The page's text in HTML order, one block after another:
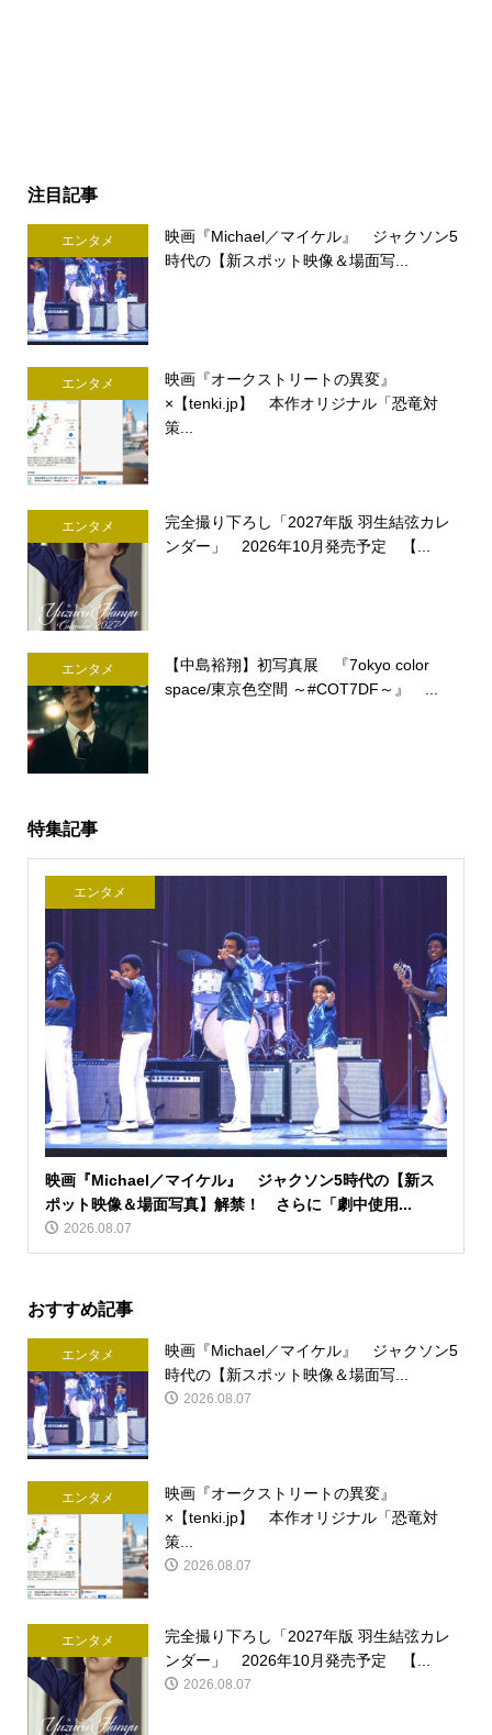
注目記事
エンタメ
映画『Michael／マイケル』 ジャクソン5
時代の【新スポット映像＆場面写...
エンタメ
映画『オークストリートの異変』
×【tenki.jp】 本作オリジナル「恐竜対
策...
エンタメ
完全撮り下ろし「2027年版 羽生結弦カレ
ンダー」 2026年10月発売予定 【...
エンタメ
【中島裕翔】初写真展 『7okyo color
space/東京色空間 ～#COT7DF～』 ...
特集記事
エンタメ
映画『Michael／マイケル』 ジャクソン5時代の【新ス
ポット映像＆場面写真】解禁！ さらに「劇中使用...
2026.08.07
おすすめ記事
エンタメ
映画『Michael／マイケル』 ジャクソン5
時代の【新スポット映像＆場面写...
2026.08.07
エンタメ
映画『オークストリートの異変』
×【tenki.jp】 本作オリジナル「恐竜対
策...
2026.08.07
エンタメ
完全撮り下ろし「2027年版 羽生結弦カレ
ンダー」 2026年10月発売予定 【...
2026.08.07